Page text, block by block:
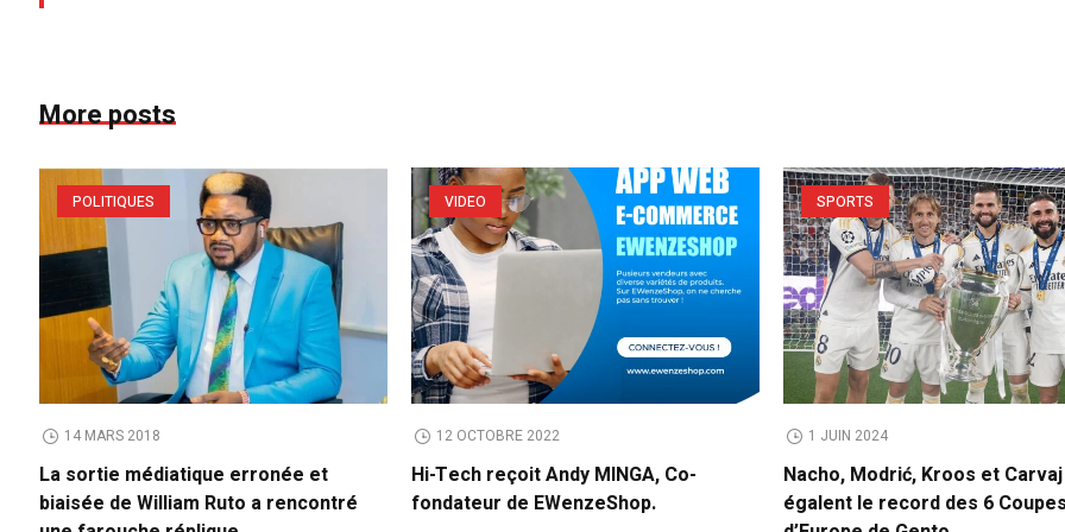
More posts
POLITIQUES
14 MARS 2018
La sortie médiatique erronée et
biaisée de William Ruto a rencontré
VIDEO
12 OCTOBRE 2022
Hi-Tech reçoit Andy MINGA, Co-
fondateur de EWenzeShop.
SPORTS
1 JUIN 2024
Nacho, Modrić, Kroos et
égalent le record des 6